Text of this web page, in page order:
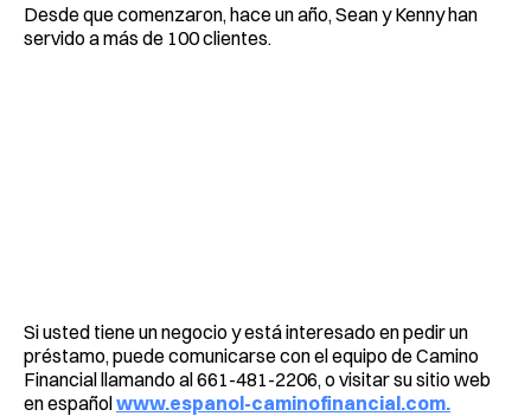
Desde que comenzaron, hace un año, Sean y Kenny han
servido a más de 100 clientes.
Si usted tiene un negocio y está interesado en pedir un
préstamo, puede comunicarse con el equipo de Camino
Financial llamando al 661-481-2206, o visitar su sitio web
en españolwww.espanol-caminofinancial.com.